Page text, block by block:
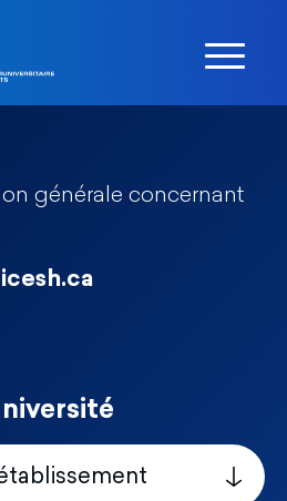
générale concernant